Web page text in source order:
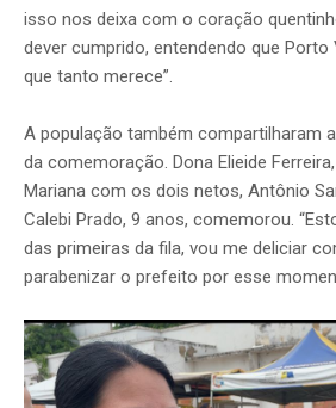
isso nos deixa com o coração
dever cumprido, entendendo que
que tanto merece”.
A população também compartilharam
da comemoração. Dona Elieide
Mariana com os dois netos, Antônio
Calebi Prado, 9 anos, comemorou.
das primeiras da fila, vou me deliciar
parabenizar o prefeito por esse